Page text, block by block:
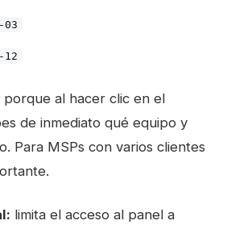
03
12
al hacer clic en el
de inmediato qué equipo y
Para MSPs con varios clientes
limita el acceso al panel a